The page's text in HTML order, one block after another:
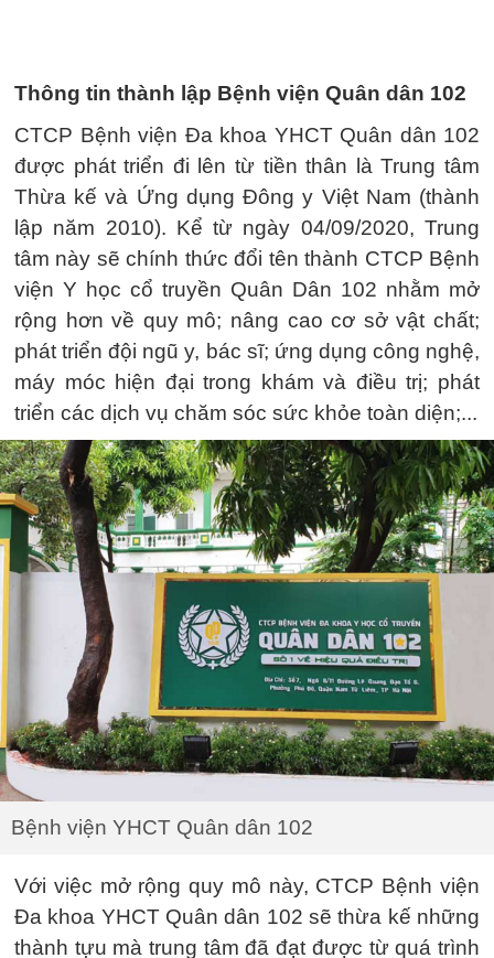
Thông tin thành lập Bệnh viện Quân dân 102
CTCP Bệnh viện Đa khoa YHCT Quân dân 102
được phát triển đi lên từ tiền thân là Trung tâm
Thừa kế và Ứng dụng Đông y Việt Nam (thành
lập năm 2010). Kể từ ngày 04/09/2020, Trung
tâm này sẽ chính thức đổi tên thành CTCP Bệnh
viện Y học cổ truyền Quân Dân 102 nhằm mở
rộng hơn về quy mô; nâng cao cơ sở vật chất;
phát triển đội ngũ y, bác sĩ; ứng dụng công nghệ,
máy móc hiện đại trong khám và điều trị; phát
triển các dịch vụ chăm sóc sức khỏe toàn diện;...
Bệnh viện YHCT Quân dân 102
Với việc mở rộng quy mô này, CTCP Bệnh viện
Đa khoa YHCT Quân dân 102 sẽ thừa kế những
thành tựu mà trung tâm đã đạt được từ quá trình